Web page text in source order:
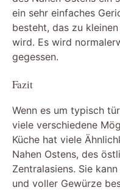
ein sehr einfaches
besteht, das zu
wird. Es wird
gegessen.
Fazit
Wenn es um typisch
viele verschiedene
Küche hat viele
Nahen Ostens, des
Zentralasiens. Sie
und voller Gewürze